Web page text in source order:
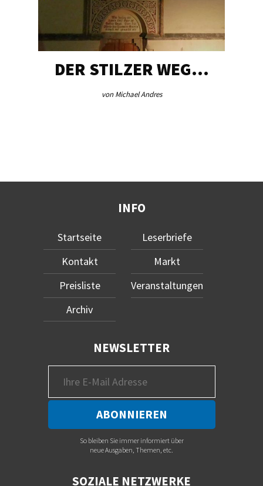
DER STILZER WEG…
von Michael Andres
INFO
Startseite
Kontakt
Preisliste
Archiv
Leserbriefe
Markt
Veranstaltungen
NEWSLETTER
So bleiben Sie immer informiert über
neue Ausgaben, Themen, etc.
SOZIALE NETZWERKE